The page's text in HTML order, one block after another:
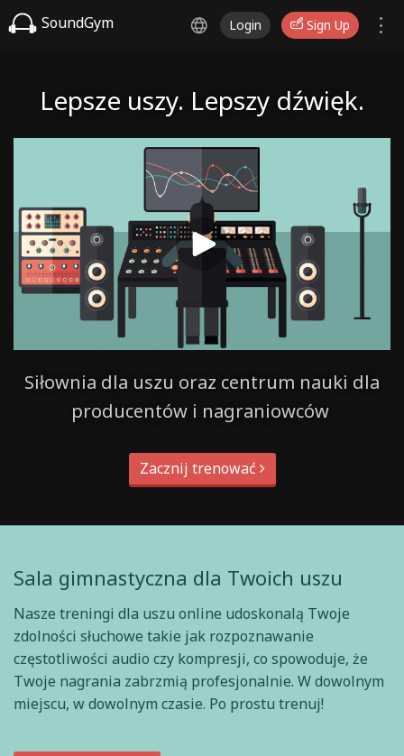
SoundGym Login Sign Up
Lepsze uszy. Lepszy dźwięk.
Siłownia dla uszu oraz centrum nauki dla
producentów i nagraniowców
Zacznij trenować
Sala gimnastyczna dla Twoich uszu
Nasze treningi dla uszu online udoskonalą Twoje
zdolności słuchowe takie jak rozpoznawanie
częstotliwości audio czy kompresji, co spowoduje, że
Twoje nagrania zabrzmią profesjonalnie. W dowolnym
miejscu, w dowolnym czasie. Po prostu trenuj!